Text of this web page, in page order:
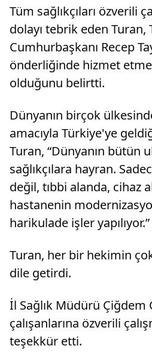
milletin...
Tüm sağlıkçıları özverili
dolayı tebrik eden Turan,
Cumhurbaşkanı Recep
önderliğinde hizmet
olduğunu belirtti.
Dünyanın birçok
amacıyla Türkiye'ye
Turan, “Dünyanın bütün
sağlıkçılara hayran.
değil, tıbbi alanda, cihaz
hastanenin
harikulade işler
Turan, her bir hekimin
dile getirdi.
İl Sağlık Müdürü Çiğdem
çalışanlarına özverili
teşekkür etti.